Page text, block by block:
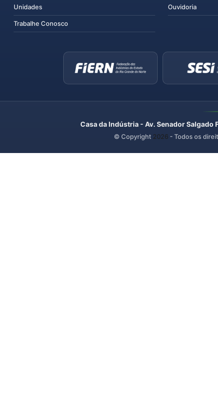
Unidades
Trabalhe Conosco
Ouvidoria
Casa da Indústria - Av. Senador
© Copyright 2026 - Todos os